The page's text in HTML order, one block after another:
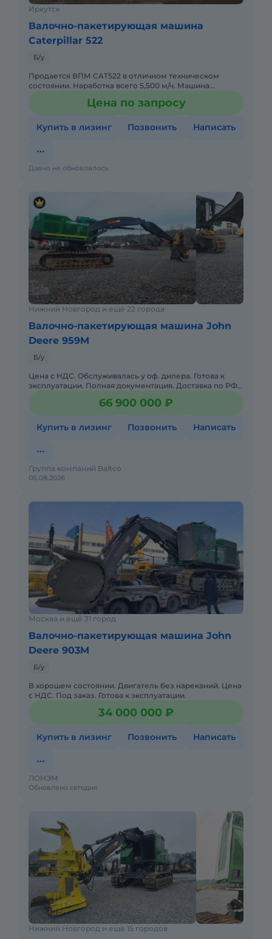
Иркутск
Валочно-пакетирующая машина
Caterpillar 522
Б/у
Продается ВПМ CAT522 в отличном техническом
состоянии. Наработка всего 5,500 м/ч. Машина
Никаких вложений не требуе
Цена по запросу
Купить в лизинг Позвонить Написать
Давно не обновлялось
Нижний Новгород и ещё 22 города
Валочно-пакетирующая машина John
Deere 959M
Б/у
Цена с НДС. Обслуживалась у оф. дилера. Готова к
эксплуатации. Полная документация. Доставка по РФ.
66 900 000 ₽
Купить в лизинг Позвонить Написать
06.08.2026
Группа компаний Baltco
Москва и ещё 31 город
Валочно-пакетирующая машина John
Deere 903M
Б/у
В хорошем состоянии. Двигатель без нареканий. Цена
с НДС. Под заказ. Готова к эксплуатации.
34 000 000 ₽
Купить в лизинг Позвонить Написать
Обновлено сегодня
ЛОНЭМ
Нижний Новгород и ещё 15 городов